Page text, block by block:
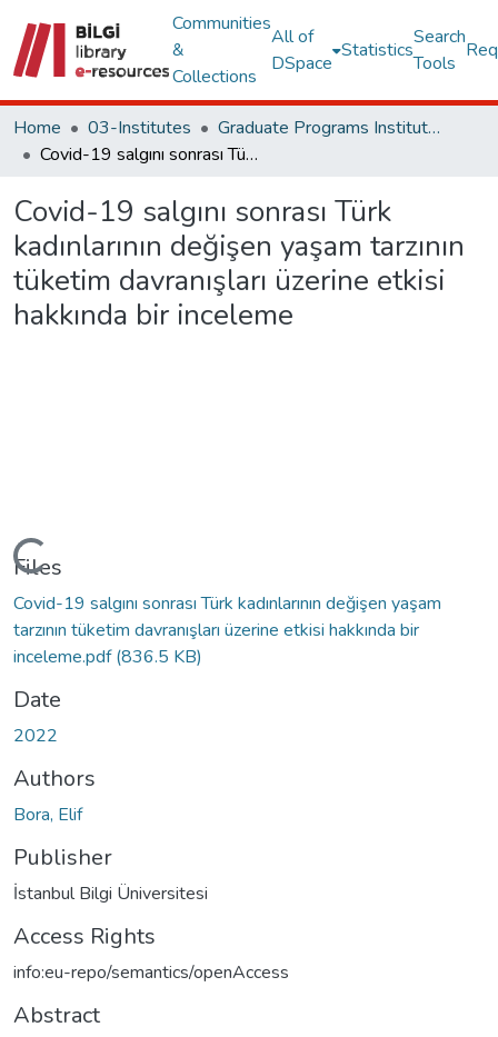
Communities
&
Collections
All of
DSpace
Statistics
Search
Tools
Home 03-Institutes
Graduate Programs Institute Thesis Collection
Covid-19 salgını sonrası Türk kadınlarının değişen yaşam tarzının tüketim davranışları üzerine etkisi hakkında bir inceleme
Covid-19 salgını sonrası Türk
kadınlarının değişen yaşam tarzının
tüketim davranışları üzerine etkisi
hakkında bir inceleme
Loading...
Files
Covid-19 salgını sonrası Türk kadınlarının değişen yaşam
tarzının tüketim davranışları üzerine etkisi hakkında bir
inceleme.pdf(836.5 KB)
Date
2022
Authors
Bora, Elif
Publisher
İstanbul Bilgi Üniversitesi
Access Rights
info:eu-repo/semantics/openAccess
Abstract